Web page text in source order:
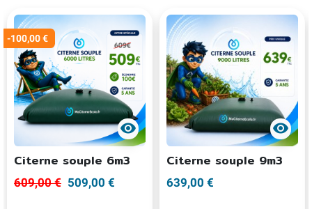
-100,00 €
visibility
Citerne souple 6m3
609,00 € 509,00 €
visibility
Citerne souple 9m3
639,00 €